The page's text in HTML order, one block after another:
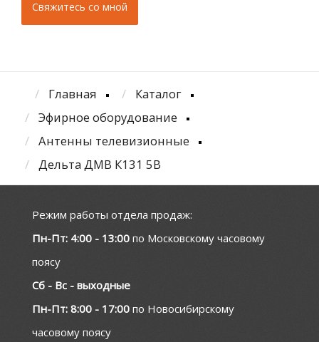
Главная
Каталог
Эфирное оборудование
Антенны телевизионные
Дельта ДМВ К131 5В
Режим работы отдела продаж:
Пн-Пт: 4:00 - 13:00 по Московскому часовому
поясу
Сб - Вс - выходные
Пн-Пт: 8:00 - 17:00 по Новосибирскому
часовому поясу